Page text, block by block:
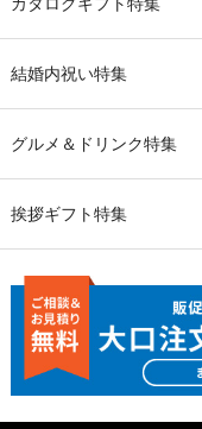
カタログギフト特集
結婚内祝い特集
グルメ＆ドリンク特集
挨拶ギフト特集